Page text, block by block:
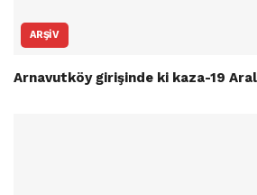
ARŞIV
Arnavutköy girişinde ki kaza-19